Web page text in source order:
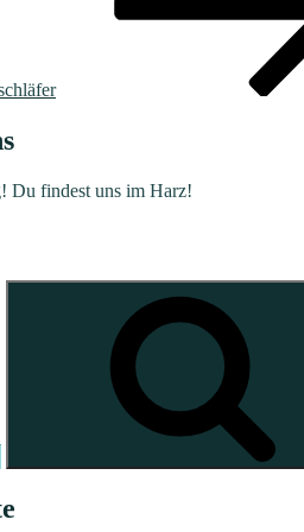
Du findest uns im Harz!